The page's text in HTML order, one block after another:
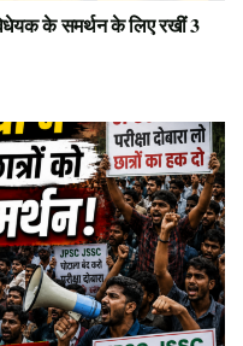
के समर्थन के लिए रखीं 3